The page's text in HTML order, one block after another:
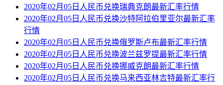
2020年02月05日人民币兑换瑞典克朗最新汇率行情
2020年02月05日人民币兑换沙特阿拉伯里亚尔最新汇率
行情
2020年02月05日人民币兑换俄罗斯卢布最新汇率行情
2020年02月05日人民币兑换波兰兹罗提最新汇率行情
2020年02月05日人民币兑换挪威克朗最新汇率行情
2020年02月05日人民币兑换马来西亚林吉特最新汇率行